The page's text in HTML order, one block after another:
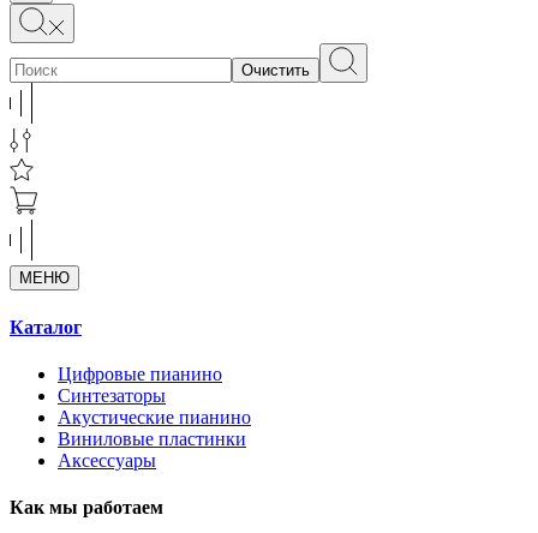
Очистить
МЕНЮ
Каталог
Цифровые пианино
Синтезаторы
Акустические пианино
Виниловые пластинки
Аксессуары
Как мы работаем